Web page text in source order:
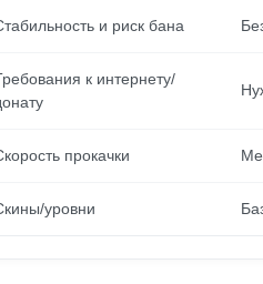
и риск бана
к интернету/
прокачки
уровни